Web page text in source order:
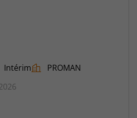
Intérim
PROMAN